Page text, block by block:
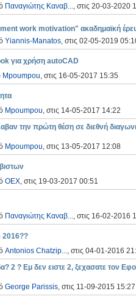
Παναγιώτης Καναβ..., στις 20-03-2020
work motivation" ακαδημαϊκή
Yiannis-Manatos, στις 02-05-2019
για χρήση autoCAD
Mpoumpou, στις 16-05-2017 15:35
Mpoumpou, στις 14-05-2017 14:22
την πρώτη θέση σε διεθνή
Mpoumpou, στις 13-05-2017 12:08
OEX, στις 19-03-2017 00:51
Παναγιώτης Καναβ..., στις 16-02-2016
2016??
Antonios Chatzip..., στις 04-01-2016
2 ? Εμ δεν ειστε 2, ξεχασατε τον
George Parissis, στις 11-09-2015 15:27